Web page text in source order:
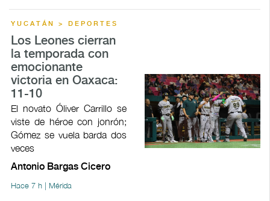
YUCATÁN > DEPORTES
Los Leones cierran
la temporada con
emocionante
victoria en Oaxaca:
11-10
El novato Óliver Carrillo se
viste de héroe con jonrón;
Gómez se vuela barda dos
veces
Antonio Bargas Cicero
Hace 7 h | Mérida